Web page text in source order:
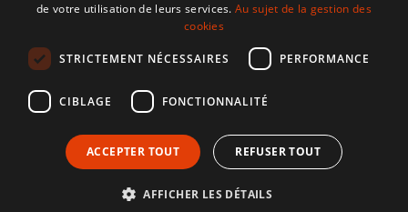
CONDITIONS D'UTILISATION
Développé par CodeSyntax. CMS :
de votre utilisation de leurs services.Au sujet de la gestion des
cookies
STRICTEMENT NÉCESSAIRES PERFORMANCE
CIBLAGE FONCTIONNALITÉ
ACCEPTER TOUT REFUSER TOUT
AFFICHER LES DÉTAILS